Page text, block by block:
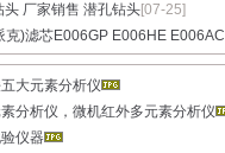
头 厂家销售 潜孔钻头[07-25]
克)滤芯E006GP E006HE E006AC
大元素分析仪
分析仪，微机红外多元素分析仪
仪器